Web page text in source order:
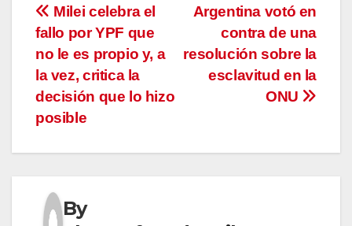
Navegación
de
entradas
Argentina votó en
contra de una
resolución sobre la
esclavitud en la
ONU
Milei celebra el
fallo por YPF que
no le es propio y, a
la vez, critica la
decisión que lo hizo
posible
By